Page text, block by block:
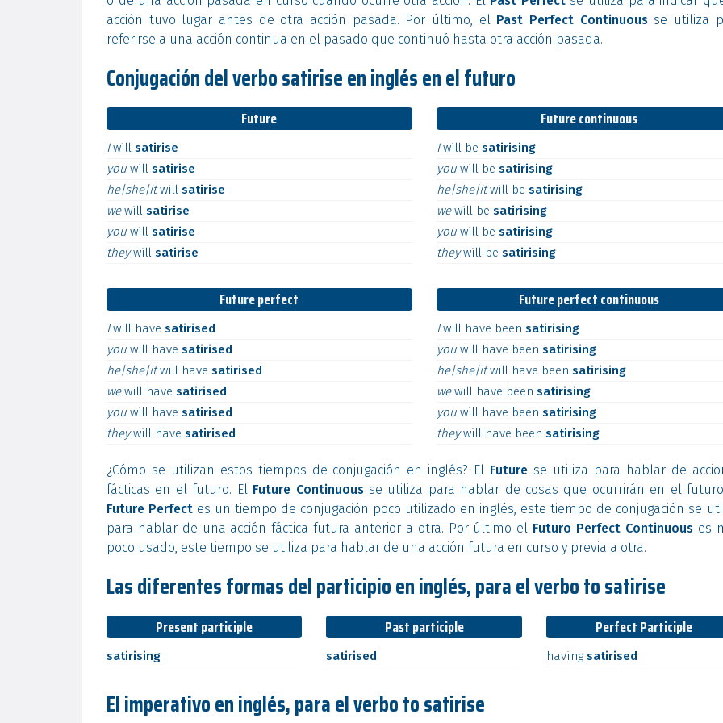
acción tuvo lugar antes de otra acción pasada. Por último, el Past Perfect Continuousse utiliza
referirse a una acción continua en el pasado que continuó hasta otra acción pasada.
Conjugación del verbo satirise en inglés en el futuro
Future
Iwill satirise
you will satirise
he|she|itwill satirise
wewill satirise
you will satirise
theywill satirise
Future continuous
Iwill be satirising
you will be satirising
he|she|itwill be satirising
wewill be satirising
you will be satirising
theywill be satirising
Future perfect
Iwill have satirised
you will have satirised
he|she|itwill have satirised
wewill have satirised
you will have satirised
theywill have satirised
Future perfect continuous
Iwill have been satirising
you will have been satirising
he|she|itwill have been satirising
wewill have been satirising
you will have been satirising
theywill have been satirising
¿Cómo se utilizan estos tiempos de conjugación en inglés? El Future se utiliza para hablar de
fácticas en el futuro. El Future Continuousse utiliza para hablar de cosas que ocurrirán en el
Future Perfect es un tiempo de conjugación poco utilizado en inglés, este tiempo de conjugación se
para hablar de una acción fáctica futura anterior a otra. Por último el Futuro Perfect Continuouses
poco usado, este tiempo se utiliza para hablar de una acción futura en curso y previa a otra.
Las diferentes formas del participio en inglés, para el verbo to satirise
Present participle
satirising
Past participle
satirised
Perfect Participle
having satirised
El imperativo en inglés, para el verbo to satirise